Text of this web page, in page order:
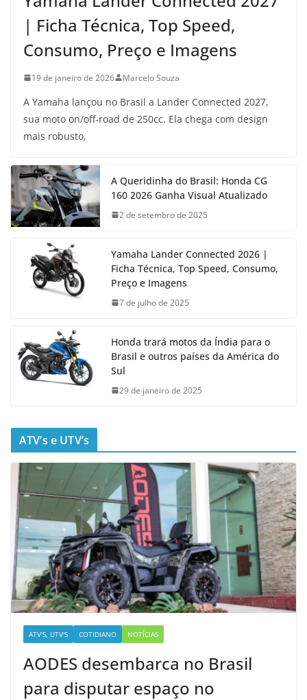
| Ficha Técnica, Top Speed,
Consumo, Preço e Imagens
19 de janeiro de 2026 Marcelo Souza
A Yamaha lançou no Brasil a Lander Connected 2027,
sua moto on/off-road de 250cc. Ela chega com design
mais robusto,
A Queridinha do Brasil: Honda CG
160 2026 Ganha Visual Atualizado
2 de setembro de 2025
Yamaha Lander Connected 2026 |
Ficha Técnica, Top Speed, Consumo,
Preço e Imagens
7 de julho de 2025
Honda trará motos da Índia para o
Brasil e outros países da América do
Sul
29 de janeiro de 2025
ATV’s e UTV’s
ATV'S, UTV'S COTIDIANO NOTÍCIAS
AODES desembarca no Brasil
para disputar espaço no